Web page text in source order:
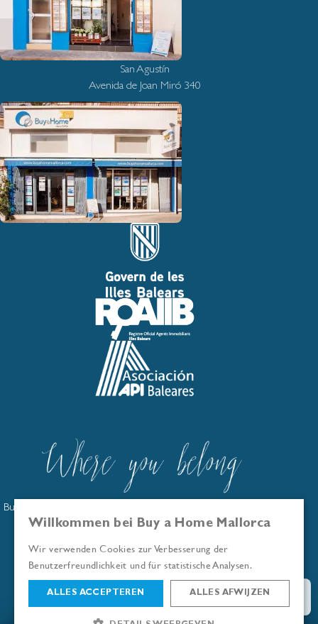
San Agustín
Avenida de Joan Miró 340
Buy a Home Mallorca ist im offiziellen Immobilienmaklerregister
der Balearen eingetragen: GOIBE586263/2024
© Buy a Home Mallorca 2026
Willkommen bei Buy a Home Mallorca
Wir verwenden Cookies zur Verbesserung der
Benutzerfreundlichkeit und für statistische Analysen.
ALLES ACCEPTEREN ALLES AFWIJZEN